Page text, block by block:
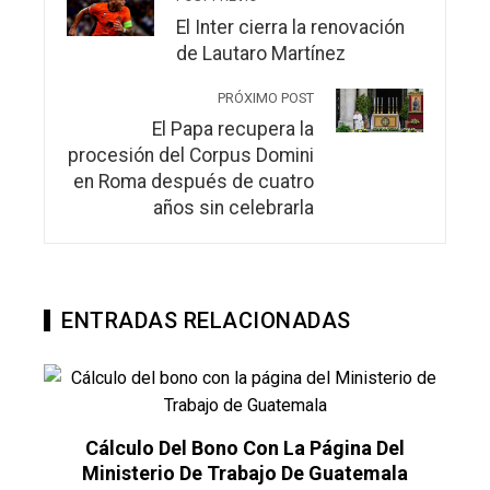
El Inter cierra la renovación
de Lautaro Martínez
PRÓXIMO POST
El Papa recupera la
procesión del Corpus Domini
en Roma después de cuatro
años sin celebrarla
ENTRADAS RELACIONADAS
Con La Página Del
Trabajo De Guatemala